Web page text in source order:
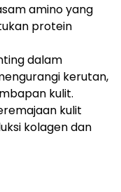
amino yang
protein
dalam
kerutan,
kulit.
kulit
kolagen dan